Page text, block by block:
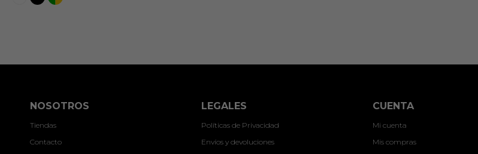
NOSOTROS
Tiendas
Contacto
LEGALES
Políticas de Privacidad
Envíos y devoluciones
CUENTA
Mi cuenta
Mis compras